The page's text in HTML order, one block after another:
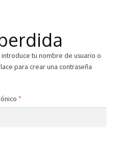
tu nombre de usuario o
para crear una contraseña
*